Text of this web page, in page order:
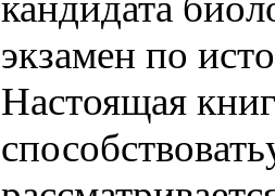
экзамен по
Настоящая